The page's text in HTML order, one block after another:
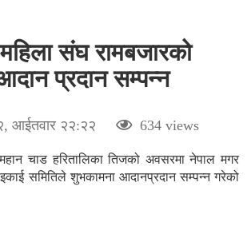
संघ रामबजारको
प्रदान सम्पन्न
आईतवार २२:२२ 634 views
चाड हरितालिका तिजको अवसरमा नेपाल मगर
समितिले शुभकामना आदानप्रदान सम्पन्न गरेको